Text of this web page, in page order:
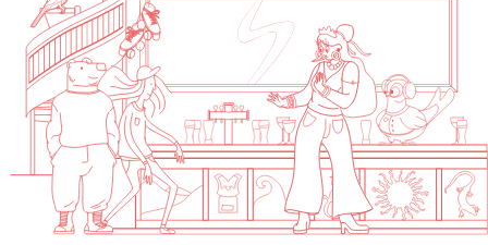
Le Toit
Lun, Mar, Mer, Jeu, Ven : 17h -
00h00
Sam, Dim : 15h00 - 00h00
Voir la carte
01 46 36 07 07
En savoir plus